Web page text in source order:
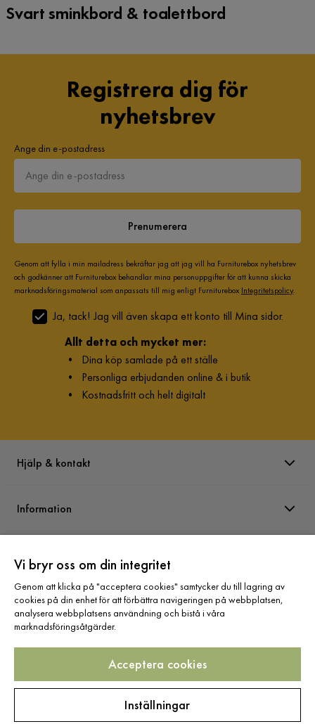
Svart sminkbord & toalettbord
Registrera dig för
nyhetsbrev
Ange din e-postadress
Prenumerera
Genom att fylla i min mailadress bekräftar jag att jag vill ha Furniturebox nyhetsbrev
och godkänner att Furniturebox behandlar mina personuppgifter för att kunna skicka
marknadsföringsmaterial som anpassats till mig enligt Furniturebox Integritetspolicy.
Ja, tack! Jag vill även skapa ett konto till Mina sidor.
Allt detta och mycket mer:
• Dina köp samlade på ett ställe
• Personliga erbjudanden online & i butik
• Kostnadsfritt och helt digitalt
Hjälp & kontakt
Information
Sortiment
Följ oss
Vi bryr oss om din integritet
Genom att klicka på "acceptera cookies" samtycker du till lagring av
cookies på din enhet för att förbättra navigeringen på webbplatsen,
analysera webbplatsens användning och bistå i våra
marknadsföringsåtgärder.
Acceptera cookies
Inställningar